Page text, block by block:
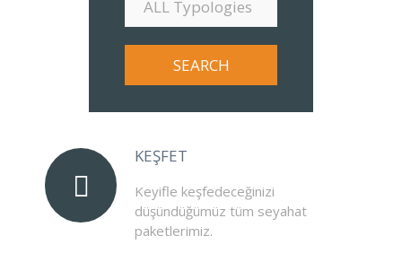
KEŞFET
Keyifle keşfedeceğinizi
düşündüğümüz tüm seyahat
paketlerimiz.